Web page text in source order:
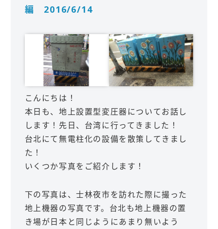
編 2016/6/14
こんにちは！
本日も、地上設置型変圧器についてお話し
します！先日、台湾に行ってきました！
台北にて無電柱化の設備を散策してきまし
た！
いくつか写真をご紹介します！
下の写真は、士林夜市を訪れた際に撮った
地上機器の写真です。台北も地上機器の置
き場が日本と同じようにあまり無いよう